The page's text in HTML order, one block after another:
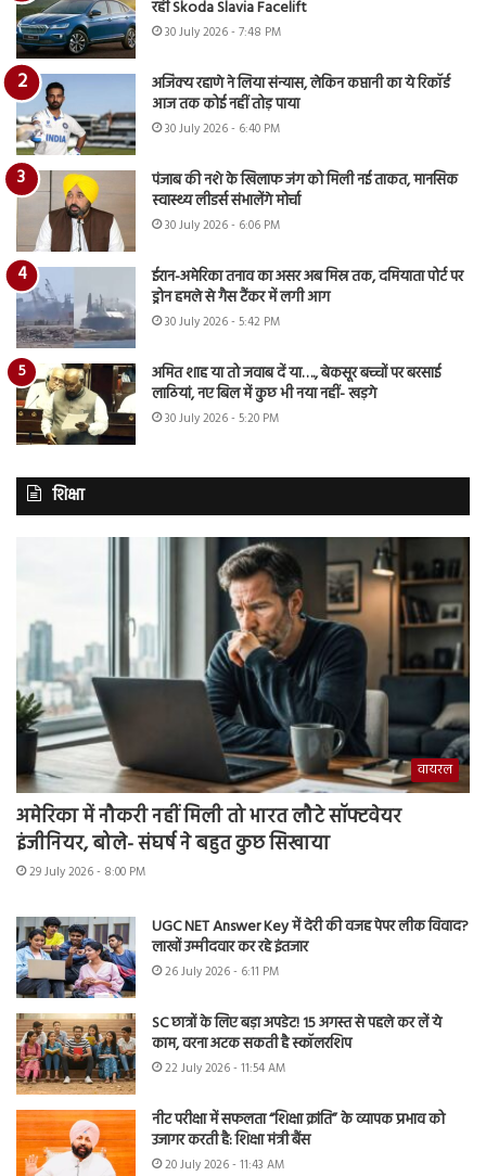
रही Skoda Slavia Facelift
30 July 2026 - 7:48 PM
अजिंक्य रहाणे ने लिया संन्यास, लेकिन कप्तानी का ये रिकॉर्ड
आज तक कोई नहीं तोड़ पाया
30 July 2026 - 6:40 PM
पंजाब की नशे के खिलाफ जंग को मिली नई ताकत, मानसिक
स्वास्थ्य लीडर्स संभालेंगे मोर्चा
30 July 2026 - 6:06 PM
ईरान-अमेरिका तनाव का असर अब मिस्र तक, दमियाता पोर्ट पर
ड्रोन हमले से गैस टैंकर में लगी आग
30 July 2026 - 5:42 PM
अमित शाह या तो जवाब दें या…., बेकसूर बच्चों पर बरसाई
लाठियां, नए बिल में कुछ भी नया नहीं- खड़गे
30 July 2026 - 5:20 PM
शिक्षा
वायरल
अमेरिका में नौकरी नहीं मिली तो भारत लौटे सॉफ्टवेयर
इंजीनियर, बोले- संघर्ष ने बहुत कुछ सिखाया
29 July 2026 - 8:00 PM
UGC NET Answer Key में देरी की वजह पेपर लीक विवाद?
लाखों उम्मीदवार कर रहे इंतजार
26 July 2026 - 6:11 PM
SC छात्रों के लिए बड़ा अपडेट! 15 अगस्त से पहले कर लें ये
काम, वरना अटक सकती है स्कॉलरशिप
22 July 2026 - 11:54 AM
नीट परीक्षा में सफलता “शिक्षा क्रांति” के व्यापक प्रभाव को
उजागर करती है: शिक्षा मंत्री बैंस
20 July 2026 - 11:43 AM